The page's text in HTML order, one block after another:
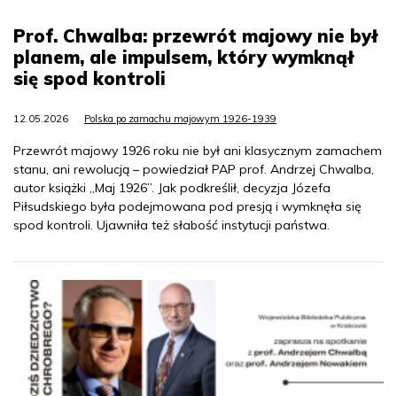
Prof. Chwalba: przewrót majowy nie był
planem, ale impulsem, który wymknął
się spod kontroli
12.05.2026 Polska po zamachu majowym 1926-1939
Przewrót majowy 1926 roku nie był ani klasycznym zamachem
stanu, ani rewolucją – powiedział PAP prof. Andrzej Chwalba,
autor książki „Maj 1926”. Jak podkreślił, decyzja Józefa
Piłsudskiego była podejmowana pod presją i wymknęła się
spod kontroli. Ujawniła też słabość instytucji państwa.